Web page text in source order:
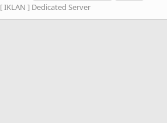
[ IKLAN ] Dedicated Server